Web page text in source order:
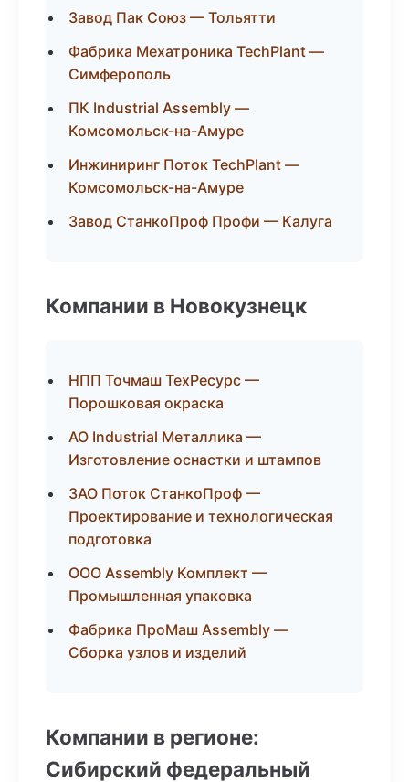
Завод Пак Союз — Тольятти
Фабрика Мехатроника TechPlant —
Симферополь
ПК Industrial Assembly —
Комсомольск-на-Амуре
Инжиниринг Поток TechPlant —
Комсомольск-на-Амуре
Завод СтанкоПроф Профи — Калуга
Компании в Новокузнецк
НПП Точмаш ТехРесурс —
Порошковая окраска
АО Industrial Металлика —
Изготовление оснастки и штампов
ЗАО Поток СтанкоПроф —
Проектирование и технологическая
подготовка
ООО Assembly Комплект —
Промышленная упаковка
Фабрика ПроМаш Assembly —
Сборка узлов и изделий
Компании в регионе:
Сибирский федеральный